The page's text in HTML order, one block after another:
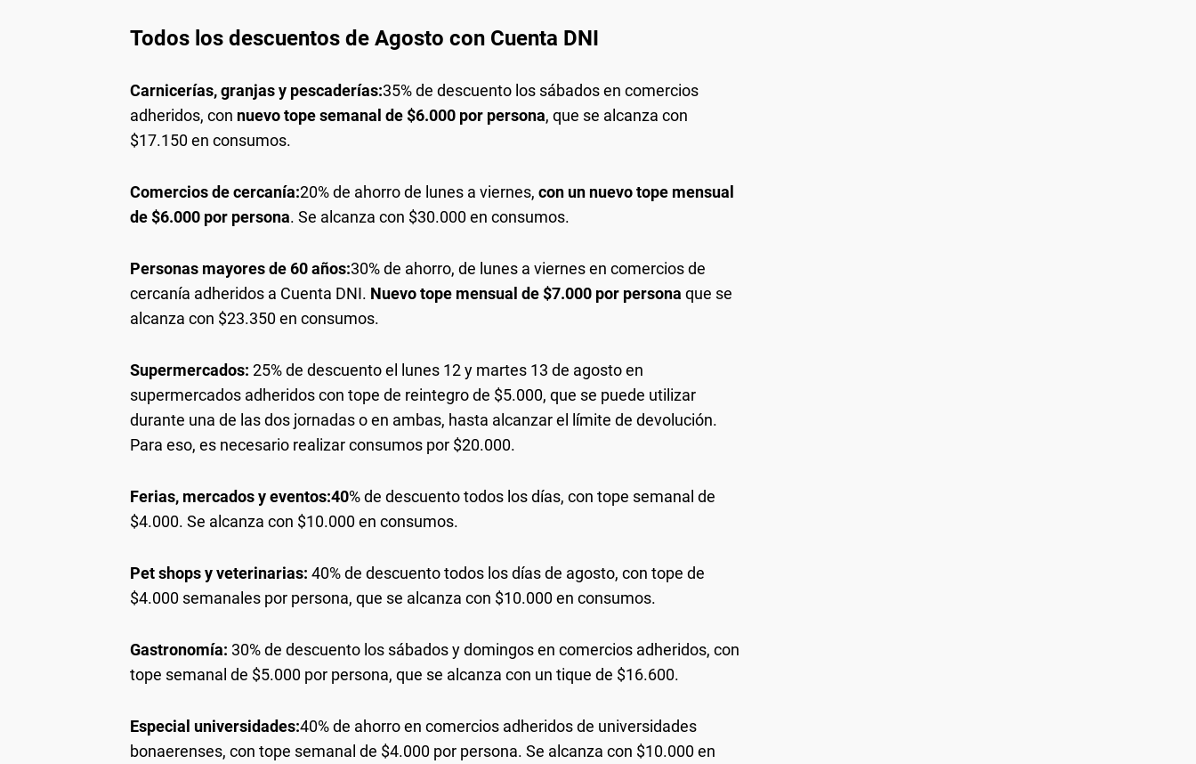
Todos los descuentos de Agosto con Cuenta DNI
Carnicerías, granjas y pescaderías:35% de descuento los sábados en comercios
adheridos, con nuevo tope semanal de $6.000 por persona, que se alcanza con
$17.150 en consumos.
Comercios de cercanía:20% de ahorro de lunes a viernes, con un nuevo tope mensual
de $6.000 por persona. Se alcanza con $30.000 en consumos.
Personas mayores de 60 años:30% de ahorro, de lunes a viernes en comercios de
cercanía adheridos a Cuenta DNI. Nuevo tope mensual de $7.000 por persona que se
alcanza con $23.350 en consumos.
Supermercados: 25% de descuento el lunes 12 y martes 13 de agosto en
supermercados adheridos con tope de reintegro de $5.000, que se puede utilizar
durante una de las dos jornadas o en ambas, hasta alcanzar el límite de devolución.
Para eso, es necesario realizar consumos por $20.000.
Ferias, mercados y eventos:40% de descuento todos los días, con tope semanal de
$4.000. Se alcanza con $10.000 en consumos.
Pet shopsy veterinarias: 40% de descuento todos los días de agosto, con tope de
$4.000 semanales por persona, que se alcanza con $10.000 en consumos.
Gastronomía: 30% de descuento los sábados y domingos en comercios adheridos, con
tope semanal de $5.000 por persona, que se alcanza con un tique de $16.600.
Especial universidades:40% de ahorro en comercios adheridos de universidades
bonaerenses, con tope semanal de $4.000 por persona. Se alcanza con $10.000 en